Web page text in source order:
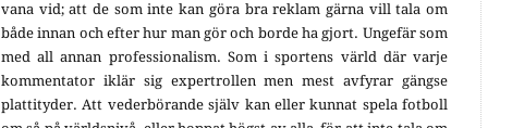
vana vid; att de som inte kan göra bra reklam gärna vill tala om
både innan och efter hur man gör och borde ha gjort. Ungefär som
med all annan professionalism. Som i sportens värld där varje
kommentator iklär sig expertrollen men mest avfyrar gängse
plattityder. Att vederbörande själv kan eller kunnat spela fotboll